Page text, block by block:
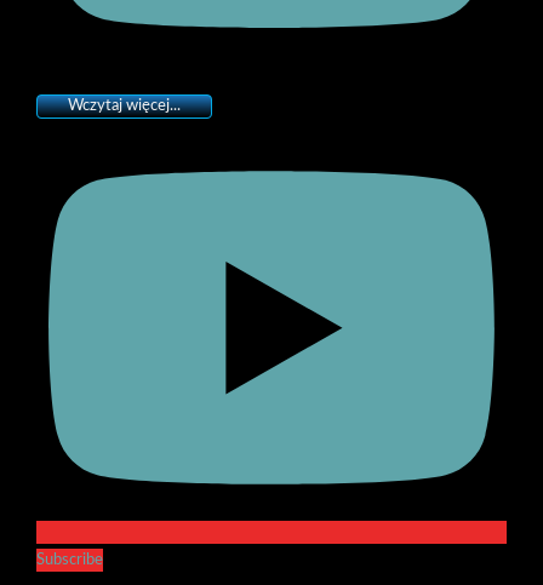
Wczytaj więcej...
Subscribe